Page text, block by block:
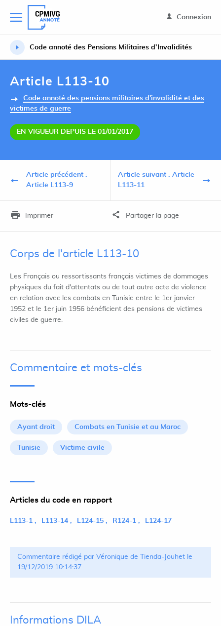
Connexion
Code annoté des Pensions Militaires d’Invalidités
Article L113-10
Code annoté des pensions militaires d'invalidité et des
victimes de guerre
EN VIGUEUR DEPUIS LE 01/01/2017
Article précédent :
Article L113-9
Article suivant : Article
L113-11
Imprimer Partager la page
Corps de l'article L113-10
Les Français ou ressortissants français victimes de dommages
physiques du fait d'attentats ou de tout autre acte de violence
en relation avec les combats en Tunisie entre le 1er janvier
1952 et le 1er juin 1956 bénéficient des pensions de victimes
civiles de guerre.
Commentaire et mots-clés
Mots-clés
Ayant droit Combats en Tunisie et au Maroc
Tunisie Victime civile
Articles du code en rapport
L113-1 L113-14 L124-15 R124-1 L124-17
Commentaire rédigé par Véronique de Tienda-Jouhet le
19/12/2019 10:14:37
Informations DILA